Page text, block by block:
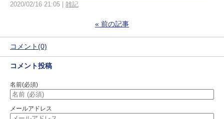
2020/02/16 21:05 雑記
« 前の記事
コメント(0)
コメント投稿
名前(必須)
メールアドレス